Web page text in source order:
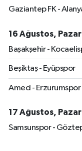
Gaziantep FK -
16 Ağustos, Pazar
Başakşehir -
Beşiktaş - Eyüpspor
Amed - Erzurumspor
17 Ağustos,
Samsunspor -